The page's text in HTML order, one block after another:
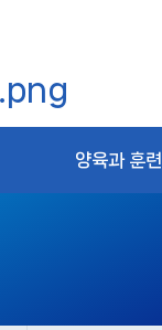
양육과 훈련